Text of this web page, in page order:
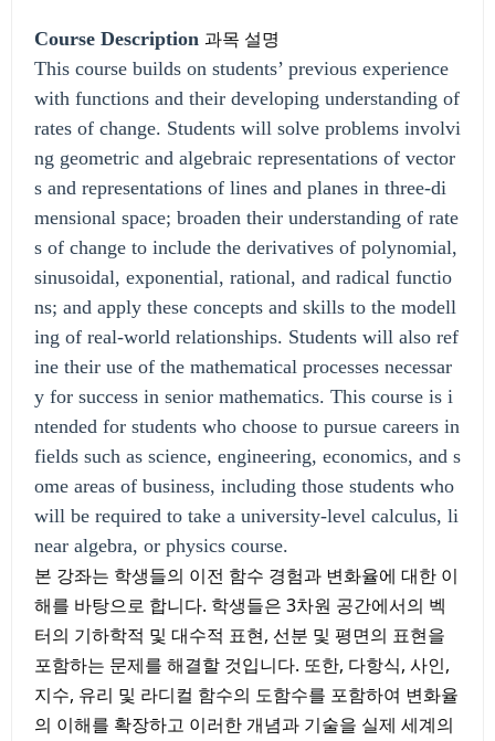
Course Description 과목 설명
This course builds on students’ previous experience
with functions and their developing understanding of
rates of change. Students will solve problems involvi
ng geometric and algebraic representations of vector
s and representations of lines and planes in three-di
mensional space; broaden their understanding of rate
s of change to include the derivatives of polynomial,
sinusoidal, exponential, rational, and radical functio
ns; and apply these concepts and skills to the modell
ing of real-world relationships. Students will also ref
ine their use of the mathematical processes necessar
y for success in senior mathematics. This course is i
ntended for students who choose to pursue careers in
fields such as science, engineering, economics, and s
ome areas of business, including those students who
will be required to take a university-level calculus, li
near algebra, or physics course.
본 강좌는 학생들의 이전 함수 경험과 변화율에 대한 이
해를 바탕으로 합니다. 학생들은 3차원 공간에서의 벡
터의 기하학적 및 대수적 표현, 선분 및 평면의 표현을
포함하는 문제를 해결할 것입니다. 또한, 다항식, 사인,
지수, 유리 및 라디컬 함수의 도함수를 포함하여 변화율
의 이해를 확장하고 이러한 개념과 기술을 실제 세계의